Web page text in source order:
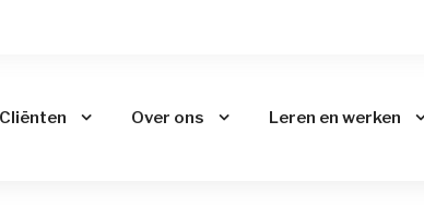
Cliënten Over ons Leren en werken